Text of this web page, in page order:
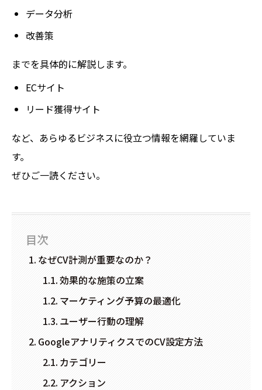
データ分析
改善策
までを具体的に解説します。
ECサイト
リード獲得サイト
など、あらゆるビジネスに役立つ情報を網羅していま
す。
ぜひご一読ください。
目次
なぜCV計測が重要なのか？
効果的な施策の立案
マーケティング予算の最適化
ユーザー行動の理解
GoogleアナリティクスでのCV設定方法
カテゴリー
アクション